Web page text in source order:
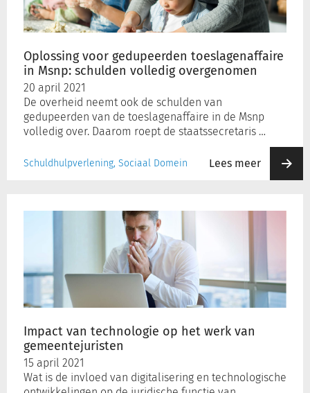
Oplossing voor gedupeerden toeslagenaffaire
in Msnp: schulden volledig overgenomen
20 april 2021
De overheid neemt ook de schulden van
gedupeerden van de toeslagenaffaire in de Msnp
volledig over. Daarom roept de staatssecretaris …
Schuldhulpverlening, Sociaal Domein Lees meer
schulden
volledig
overgenomen
Impact van technologie op het werk van
gemeentejuristen
15 april 2021
Wat is de invloed van digitalisering en technologische
werk
gemeentejuristen